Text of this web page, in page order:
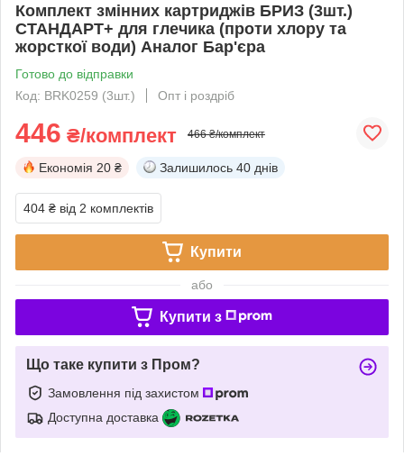
Комплект змінних картриджів БРИЗ (3шт.)
СТАНДАРТ+ для глечика (проти хлору та
жорсткої води) Аналог Бар'єра
Готово до відправки
Код: BRK0259 (3шт.)
Опт і роздріб
446 ₴/комплект 466 ₴/комплект
Економія 20 ₴ Залишилось 40 днів
404 ₴ від 2 комплектів
Купити
або
Купити з
Що таке купити з Пром?
Замовлення під захистом
Доступна доставка